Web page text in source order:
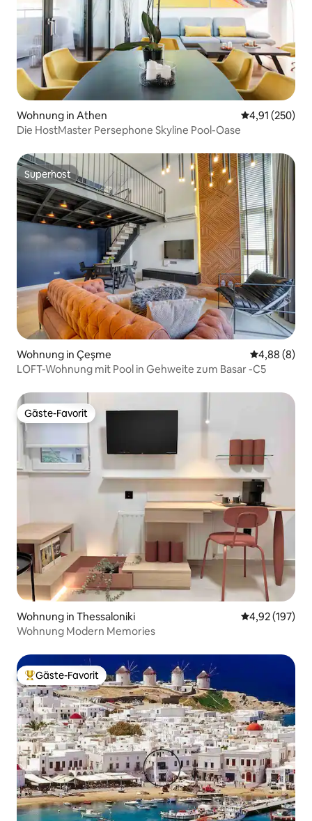
Wohnung in Athen
4,91 (250)
Die HostMaster Persephone Skyline Pool-Oase
Superhost
Superhost
Wohnung in Çeşme
4,88 (8)
LOFT-Wohnung mit Pool in Gehweite zum Basar -C5
Gäste-Favorit
Gäste-Favorit
Wohnung in Thessaloniki
4,92 (197)
Wohnung Modern Memories
Beliebter Gäste-Favorit.
Gäste-Favorit